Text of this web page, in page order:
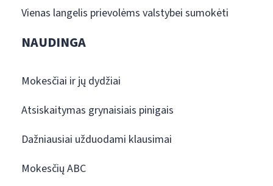
Vienas langelis prievolėms valstybei sumokėti
NAUDINGA
Mokesčiai ir jų dydžiai
Atsiskaitymas grynaisiais pinigais
Dažniausiai užduodami klausimai
Mokesčių ABC